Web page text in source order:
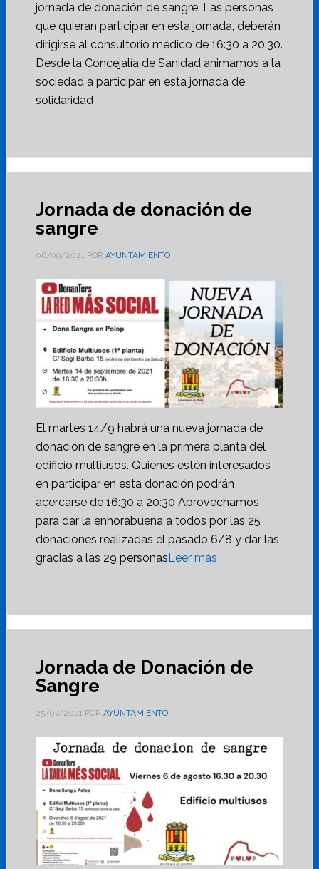
jornada de donación de sangre. Las personas
que quieran participar en esta jornada, deberán
dirigirse al consultorio médico de 16:30 a 20:30.
Desde la Concejalía de Sanidad animamos a la
sociedad a participar en esta jornada de
solidaridad
Jornada de donación de
sangre
06/09/2021 POR AYUNTAMIENTO
El martes 14/9 habrá una nueva jornada de
donación de sangre en la primera planta del
edificio multiusos. Quienes estén interesados
en participar en esta donación podrán
acercarse de 16:30 a 20:30 Aprovechamos
para dar la enhorabuena a todos por las 25
donaciones realizadas el pasado 6/8 y dar las
gracias a las 29 personasLeer más
Jornada de Donación de
Sangre
25/07/2021 POR AYUNTAMIENTO